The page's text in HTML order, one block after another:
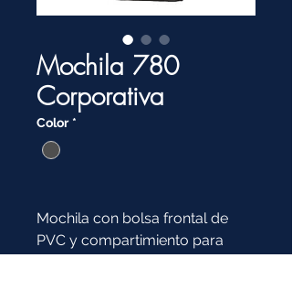
Mochila 780
Corporativa
Color *
Mochila con bolsa frontal de
PVC y compartimiento para